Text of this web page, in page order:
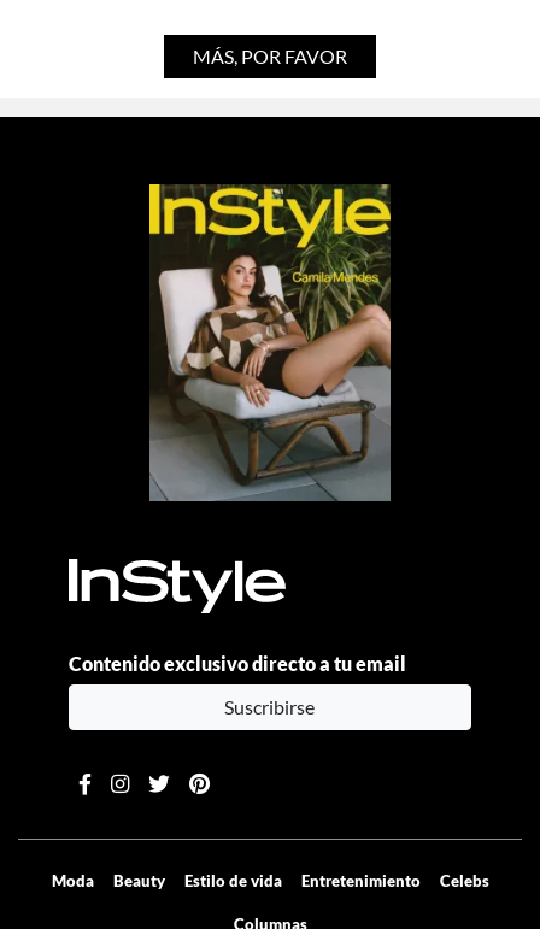
MÁS, POR FAVOR
Contenido exclusivo directo a tu email
Suscribirse
Moda Beauty Estilo de vida Entretenimiento Celebs
Columnas